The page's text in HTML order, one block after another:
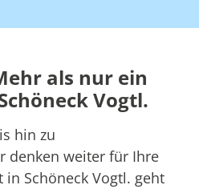
als nur ein
Vogtl.
hin zu
denken weiter für Ihre
in Schöneck Vogtl. geht